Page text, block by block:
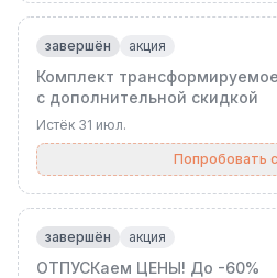
завершён акция
Комплект
с дополнительной скидкой
Истёк 31 июл.
Попробовать
завершён акция
ОТПУСКаем ЦЕНЫ! До -60%